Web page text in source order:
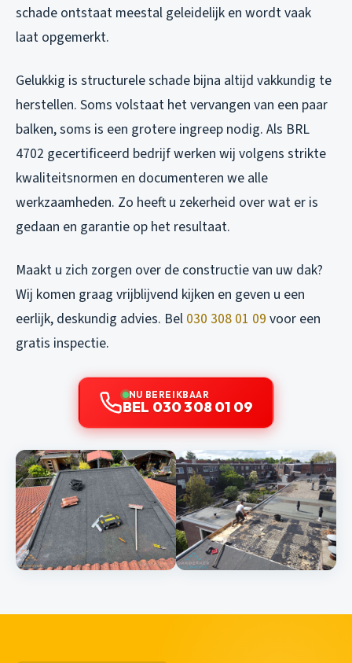
schade ontstaat meestal geleidelijk en wordt vaak
laat opgemerkt.
Gelukkig is structurele schade bijna altijd vakkundig te
herstellen. Soms volstaat het vervangen van een paar
balken, soms is een grotere ingreep nodig. Als BRL
4702 gecertificeerd bedrijf werken wij volgens strikte
kwaliteitsnormen en documenteren we alle
werkzaamheden. Zo heeft u zekerheid over wat er is
gedaan en garantie op het resultaat.
Maakt u zich zorgen over de constructie van uw dak?
Wij komen graag vrijblijvend kijken en geven u een
eerlijk, deskundig advies. Bel 030 308 01 09 voor een
gratis inspectie.
NU BEREIKBAAR
BEL 030 308 01 09